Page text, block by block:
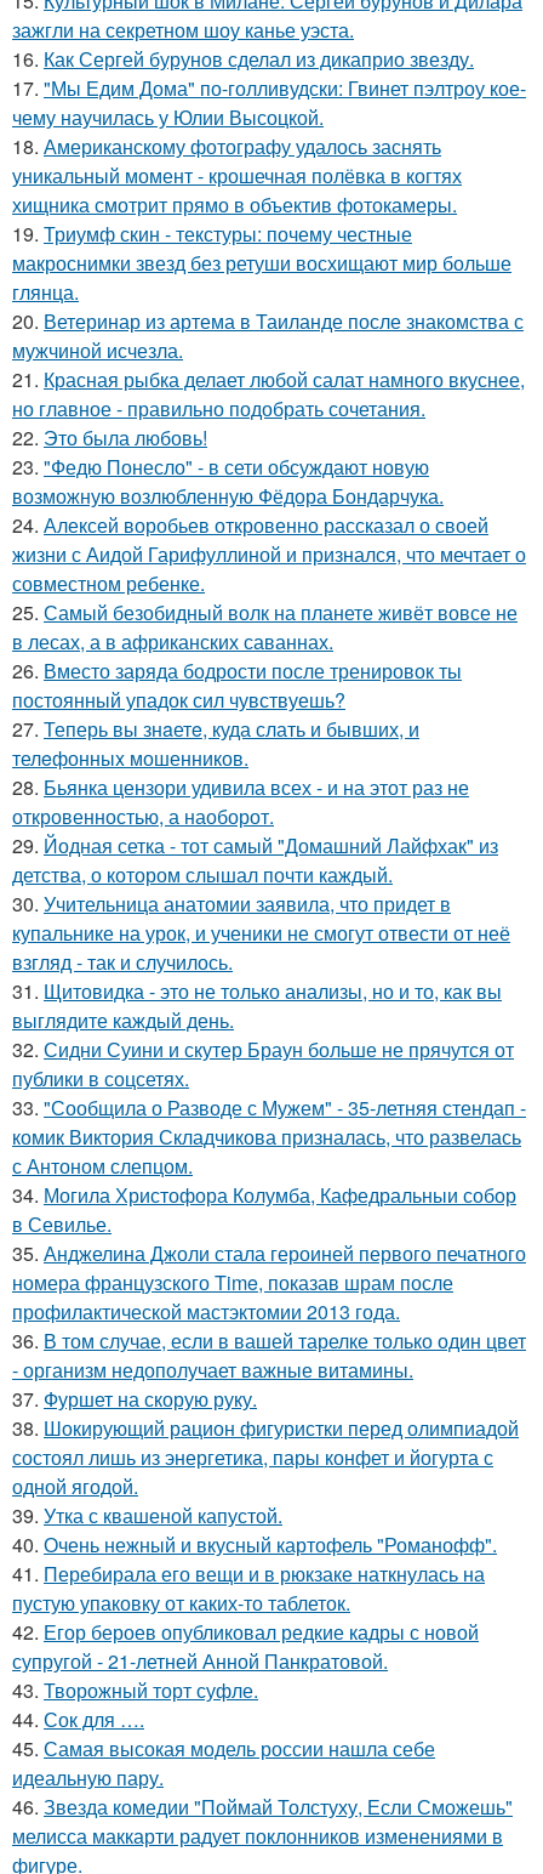
зажгли на секретном шоу канье уэста.
16. Как Сергей бурунов сделал из дикаприо звезду.
17. "Мы Едим Дома" по-голливудски: Гвинет пэлтроу кое-
чему научилась у Юлии Высоцкой.
18. Американскому фотографу удалось заснять
уникальный момент - крошечная полёвка в когтях
хищника смотрит прямо в объектив фотокамеры.
19. Триумф скин - текстуры: почему честные
макроснимки звезд без ретуши восхищают мир больше
глянца.
20. Ветеринар из артема в Таиланде после знакомства с
мужчиной исчезла.
21. Красная рыбка делает любой салат намного вкуснее,
но главное - правильно подобрать сочетания.
22. Это была любовь!
23. "Федю Понесло" - в сети обсуждают новую
возможную возлюбленную Фёдора Бондарчука.
24. Алексей воробьев откровенно рассказал о своей
жизни с Аидой Гарифуллиной и признался, что мечтает о
совместном ребенке.
25. Самый безобидный волк на планете живёт вовсе не
в лесах, а в африканских саваннах.
26. Вместо заряда бодрости после тренировок ты
постоянный упадок сил чувствуешь?
27. Теперь вы знaетe, куда слать и бывших, и
телeфонныx мошенников.
28. Бьянка цензори удивила всех - и на этот раз не
откровенностью, а наоборот.
29. Йодная сетка - тот самый "Домашний Лайфхак" из
детства, о котором слышал почти каждый.
30. Учительница анатомии заявила, что придет в
купальнике на урок, и ученики не смогут отвести от неё
взгляд - так и случилось.
31. Щитовидка - это не только анализы, но и то, как вы
выглядите каждый день.
32. Сидни Суини и скутер Браун больше не прячутся от
публики в соцсетях.
33. "Сообщила о Разводе с Мужем" - 35-летняя стендап -
комик Виктория Складчикова призналась, что развелась
с Антоном слепцом.
34. Могила Христофора Колумба, Кафедральныи собор
в Севилье.
35. Анджелина Джоли стала героиней первого печатного
номера французского Time, показав шрам после
профилактической мастэктомии 2013 года.
36. В том случае, если в вашей тарелке только один цвет
- организм недополучает важные витамины.
37. Фуршет на скорую руку.
38. Шокирующий рацион фигуристки перед олимпиадой
состоял лишь из энергетика, пары конфет и йогурта с
одной ягодой.
39. Утка с квашеной капустой.
40. Очень нежный и вкусный картофель "Романофф".
41. Перебирала его вещи и в рюкзаке наткнулась на
пустую упаковку от каких-то таблеток.
42. Егор бероев опубликовал редкие кадры с новой
супругой - 21-летней Анной Панкратовой.
43. Творожный торт суфле.
44. Сок для ….
45. Самая высокая модель россии нашла себе
идеальную пару.
46. Звезда комедии "Поймай Толстуху, Если Сможешь"
мелисса маккарти радует поклонников изменениями в
фигуре.